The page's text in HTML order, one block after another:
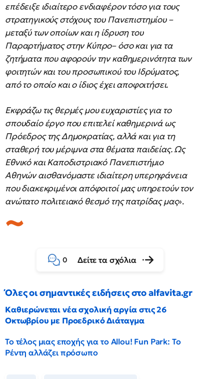
επέδειξε ιδιαίτερο ενδιαφέρον τόσο για τους
στρατηγικούς στόχους του Πανεπιστημίου –
μεταξύ των οποίων και η ίδρυση του
Παραρτήματος στην Κύπρο– όσο και για τα
ζητήματα που αφορούν την καθημερινότητα των
φοιτητών και του προσωπικού του Ιδρύματος,
από το οποίο και ο ίδιος έχει αποφοιτήσει.
Εκφράζω τις θερμές μου ευχαριστίες για το
σπουδαίο έργο που επιτελεί καθημερινά ως
Πρόεδρος της Δημοκρατίας, αλλά και για τη
σταθερή του μέριμνα στα θέματα παιδείας. Ως
Εθνικό και Καποδιστριακό Πανεπιστήμιο
Αθηνών αισθανόμαστε ιδιαίτερη υπερηφάνεια
που διακεκριμένοι απόφοιτοί μας υπηρετούν τον
ανώτατο πολιτειακό θεσμό της πατρίδας μας».
0 Δείτε τα σχόλια
Όλες οι σημαντικές ειδήσεις στο alfavita.gr
Καθιερώνεται νέα σχολική αργία στις 26
Οκτωβρίου με Προεδρικό Διάταγμα
Το τέλος μιας εποχής για το Allou! Fun Park: Το
Ρέντη αλλάζει πρόσωπο